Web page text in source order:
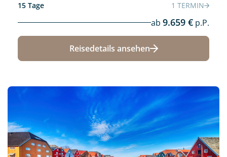
15 Tage
1 TERMIN
ab 9.659 € p.P.
Reisedetails ansehen